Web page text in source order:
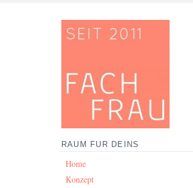
RAUM FÜR DEINS
Home
Konzept